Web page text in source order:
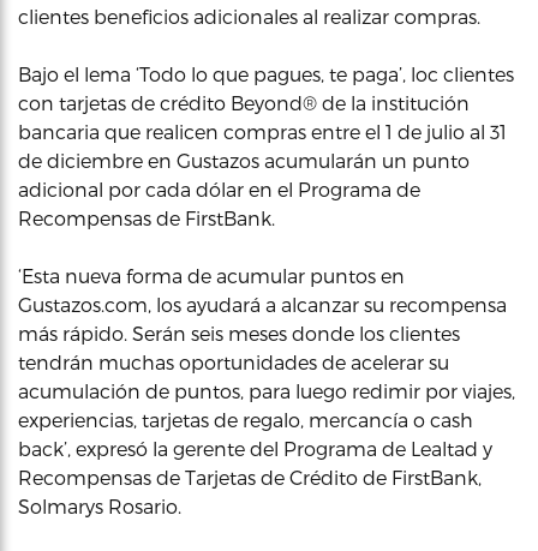
clientes beneficios adicionales al realizar compras.
Bajo el lema ‘Todo lo que pagues, te paga’, loc clientes
con tarjetas de crédito Beyond® de la institución
bancaria que realicen compras entre el 1 de julio al 31
de diciembre en Gustazos acumularán un punto
adicional por cada dólar en el Programa de
Recompensas de FirstBank.
‘Esta nueva forma de acumular puntos en
Gustazos.com, los ayudará a alcanzar su recompensa
más rápido. Serán seis meses donde los clientes
tendrán muchas oportunidades de acelerar su
acumulación de puntos, para luego redimir por viajes,
experiencias, tarjetas de regalo, mercancía o cash
back’, expresó la gerente del Programa de Lealtad y
Recompensas de Tarjetas de Crédito de FirstBank,
Solmarys Rosario.